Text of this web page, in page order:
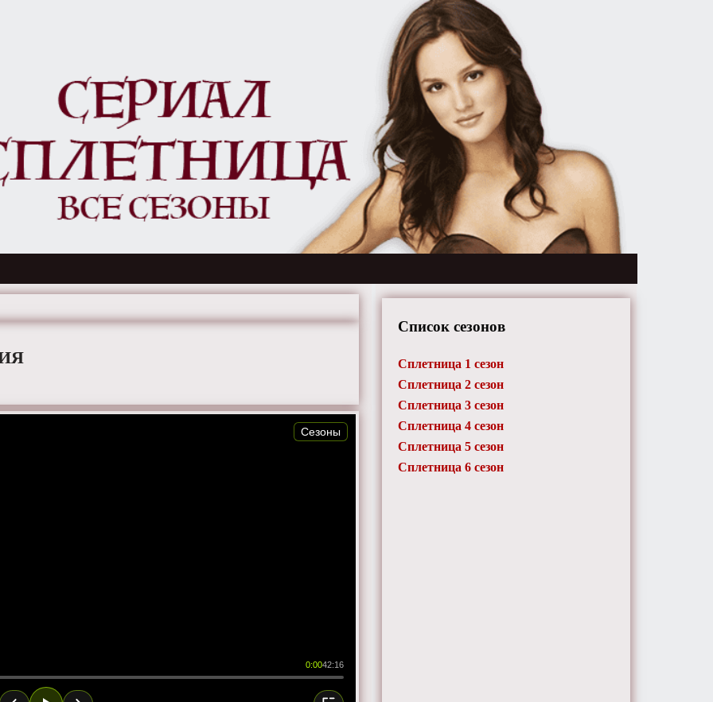
0:0042:16
Сезоны
Список сезонов
Сплетница 1 сезон
Сплетница 2 сезон
Сплетница 3 сезон
Сплетница 4 сезон
Сплетница 5 сезон
Сплетница 6 сезон